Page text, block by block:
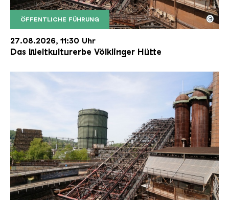
ÖFFENTLICHE FÜHRUNG
Der Erzschrägaufzug der Völklinger Hütte mit
Copyright: Weltkulturerbe Völklinger Hütte | Karl
©
27.08.2026, 11:30 Uhr
Das Weltkulturerbe Völklinger Hütte